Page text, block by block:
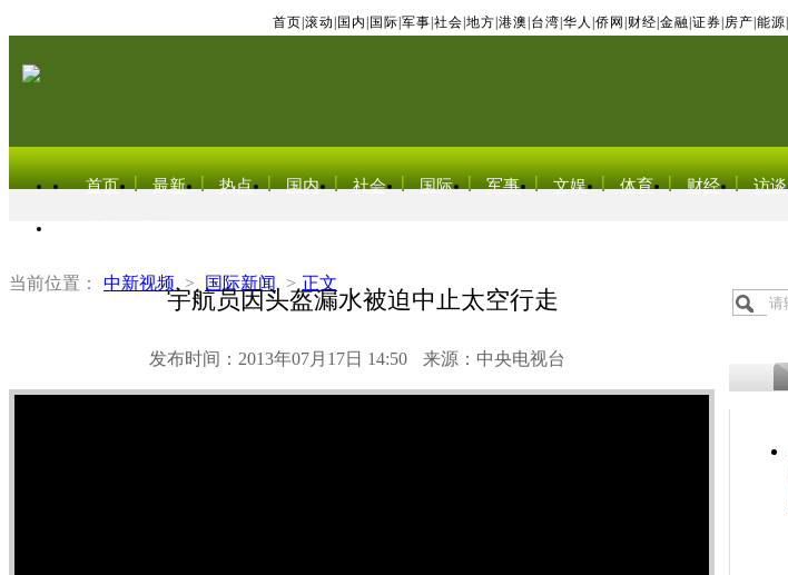
首页 滚动 国内 国际 军事 社会 地方 港澳 台湾 华人 侨网 财经 金融 证券 房产 能源
首页 最新 热点 国内 社会 国际 军事 文娱 体育 财经 访谈
当前位置： 中新视频 > 国际新闻 > 正文
宇航员因头盔漏水被迫中止太空行走
发布时间：2013年07月17日 14:50 来源：中央电视台